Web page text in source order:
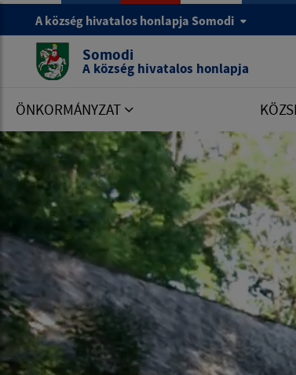
A község hivatalos honlapja Somodi
Somodi
A község hivatalos honlapja
ÖNKORMÁNYZAT